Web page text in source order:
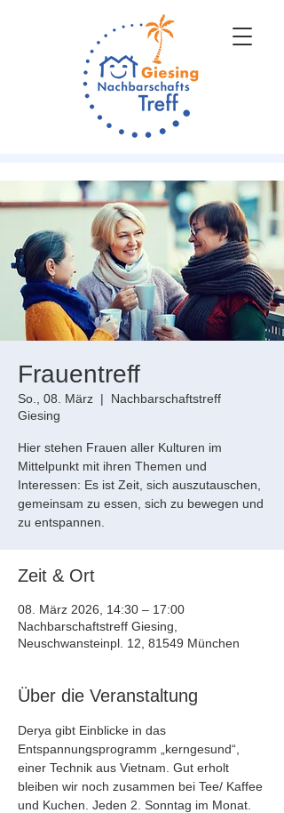
Frauentreff
So., 08. März
  |
Nachbarschaftstreff
Giesing
Hier stehen Frauen aller Kulturen im
Mittelpunkt mit ihren Themen und
Interessen: Es ist Zeit, sich auszutauschen,
gemeinsam zu essen, sich zu bewegen und
zu entspannen.
Zeit & Ort
08. März 2026, 14:30 – 17:00
Nachbarschaftstreff Giesing,
Neuschwansteinpl. 12, 81549 München
Über die Veranstaltung
Derya gibt Einblicke in das
Entspannungsprogramm „kerngesund“,
einer Technik aus Vietnam. Gut erholt
bleiben wir noch zusammen bei Tee/ Kaffee
und Kuchen. Jeden 2. Sonntag im Monat.